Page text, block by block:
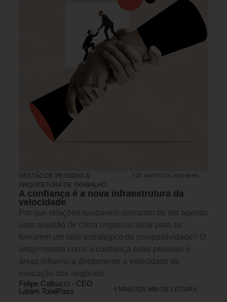
GESTÃO DE PESSOAS &
ARQUITETURA DE TRABALHO
3 DE AGOSTO DE 2026 08H00
A confiança é a nova infraestrutura da
velocidade
Por que relações saudáveis deixaram de ser apenas
uma questão de clima organizacional para se
tornarem um fator estratégico de competitividade? O
artigo mostra como a confiança entre pessoas e
áreas influencia diretamente a velocidade de
execução dos negócios.
Felipe Calbucci - CEO
Latam TotalPass
4 MINUTOS MIN DE LEITURA